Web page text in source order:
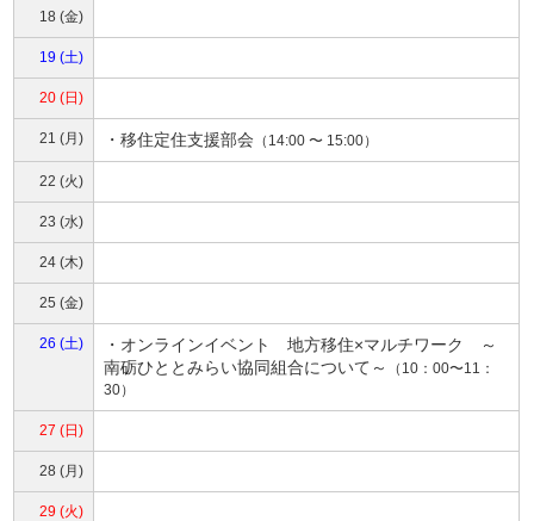
18 (金)
19 (土)
20 (日)
21 (月) ・移住定住支援部会 （14:00 〜 15:00）
22 (火)
23 (水)
24 (木)
25 (金)
26 (土) ・ オンラインイベント 地方移住×マルチワーク ～
南砺ひととみらい協同組合について～
（10：00〜11：
30）
27 (日)
28 (月)
29 (火)